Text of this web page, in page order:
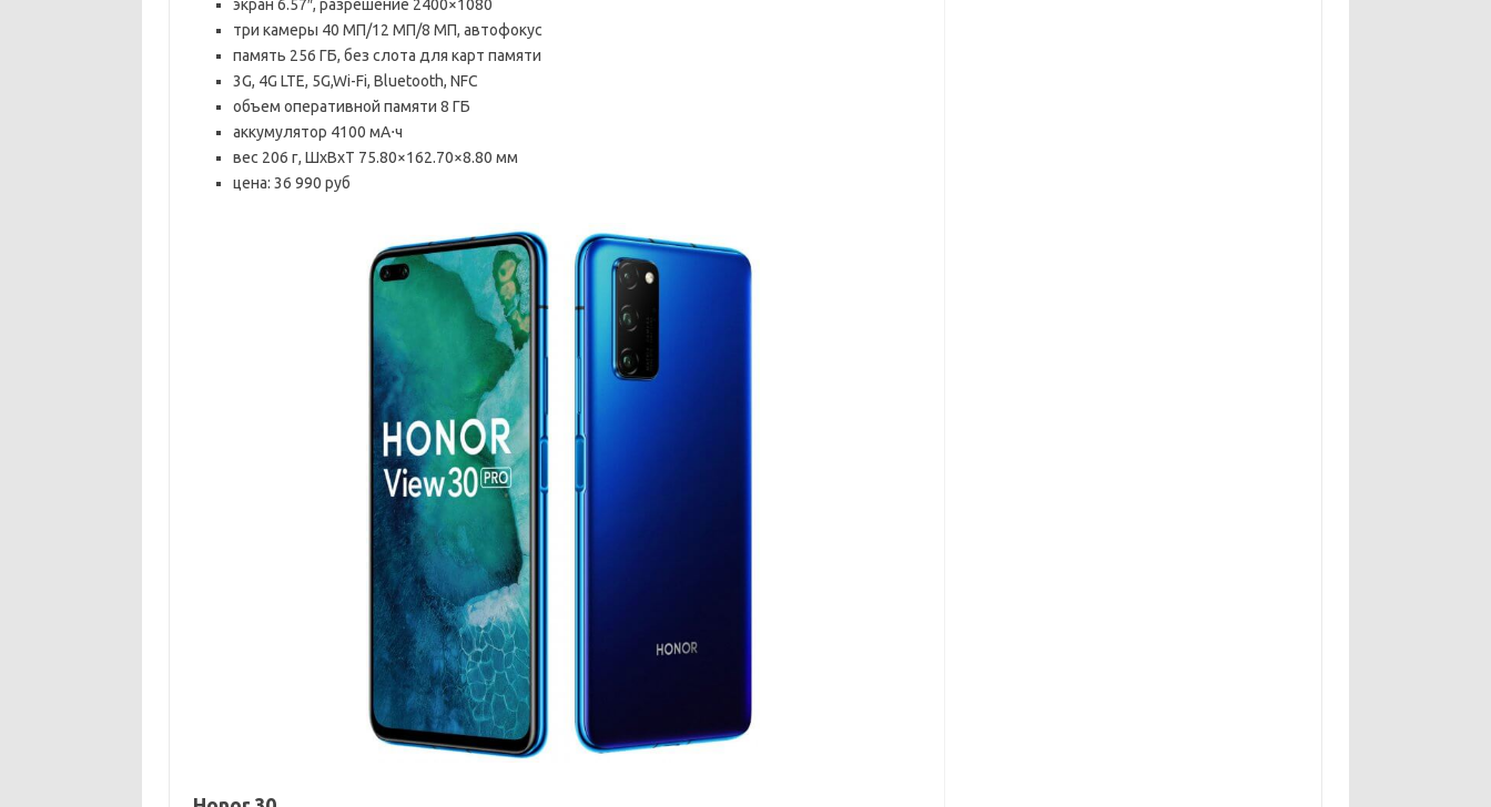
экран 6.57″, разрешение 2400×1080
три камеры 40 МП/12 МП/8 МП, автофокус
память 256 ГБ, без слота для карт памяти
3G, 4G LTE, 5G,Wi-Fi, Bluetooth, NFC
объем оперативной памяти 8 ГБ
аккумулятор 4100 мА⋅ч
вес 206 г, ШxВxТ 75.80×162.70×8.80 мм
цена: 36 990 руб